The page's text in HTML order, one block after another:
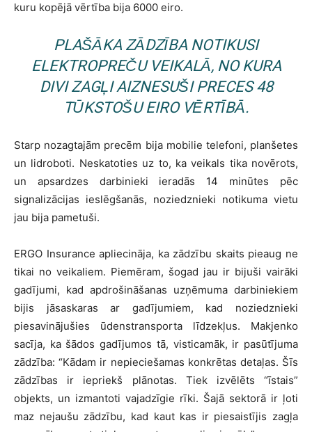
kuru kopējā vērtība bija 6000 eiro.
PLAŠĀKA ZĀDZĪBA NOTIKUSI
ELEKTROPREČU VEIKALĀ, NO KURA
DIVI ZAGĻI AIZNESUŠI PRECES 48
TŪKSTOŠU EIRO VĒRTĪBĀ.
Starp nozagtajām precēm bija mobilie telefoni, planšetes
un lidroboti. Neskatoties uz to, ka veikals tika novērots,
un apsardzes darbinieki ieradās 14 minūtes pēc
signalizācijas ieslēgšanās, noziedznieki notikuma vietu
jau bija pametuši.
ERGO Insurance apliecināja, ka zādzību skaits pieaug ne
tikai no veikaliem. Piemēram, šogad jau ir bijuši vairāki
gadījumi, kad apdrošināšanas uzņēmuma darbiniekiem
bijis jāsaskaras ar gadījumiem, kad noziedznieki
piesavinājušies ūdenstransporta līdzekļus. Makjenko
sacīja, ka šādos gadījumos tā, visticamāk, ir pasūtījuma
zādzība: “Kādam ir nepieciešamas konkrētas detaļas. Šīs
zādzības ir iepriekš plānotas. Tiek izvēlēts “īstais”
objekts, un izmantoti vajadzīgie rīki. Šajā sektorā ir ļoti
maz nejaušu zādzību, kad kaut kas ir piesaistījis zagļa